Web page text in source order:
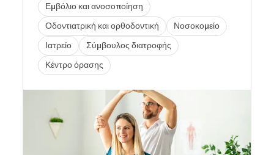
Εμβόλιο και ανοσοποίηση
Οδοντιατρική και ορθοδοντική
Νοσοκομείο
Ιατρείο
Σύμβουλος διατροφής
Κέντρο όρασης